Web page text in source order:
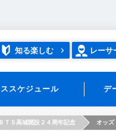
知る楽しむ レーサ
スケジュール デ
ＢＴＳ高城開設２４周年記念 オッズ